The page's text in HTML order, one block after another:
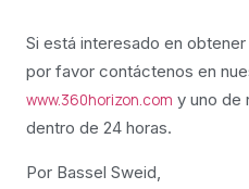
Si está interesado en
por favor contáctenos en
www.360horizon.com y uno de
dentro de 24 horas.
Por Bassel Sweid,